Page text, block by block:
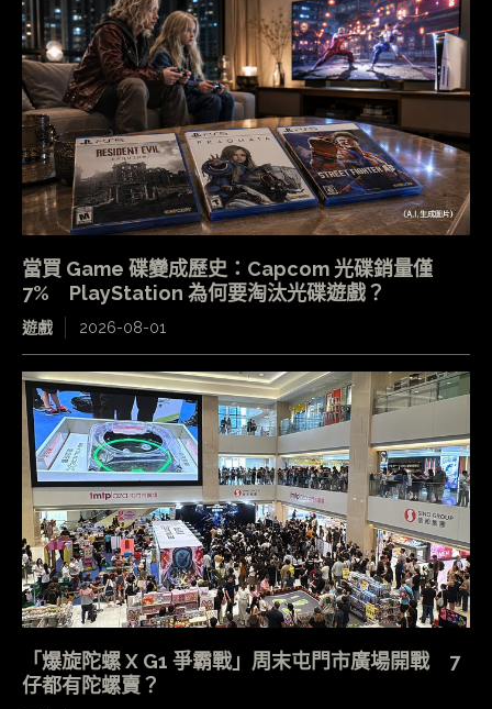
當買 Game 碟變成歷史：Capcom 光碟銷量僅
7% PlayStation 為何要淘汰光碟遊戲？
遊戲 2026-08-01
「爆旋陀螺 X G1 爭霸戰」周末屯門市廣場開戰 7
仔都有陀螺賣？